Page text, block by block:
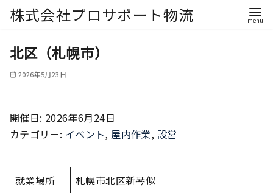
株式会社プロサポート物流
北区（札幌市）
2026年5月23日
開催日: 2026年6月24日
カテゴリー: イベント, 屋内作業, 設営
就業場所
札幌市北区新琴似